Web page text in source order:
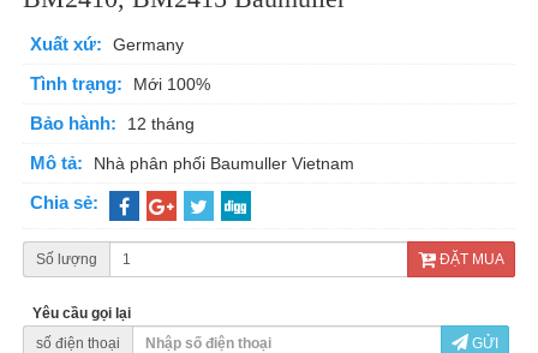
Xuất xứ: Germany
Tình trạng: Mới 100%
Bảo hành: 12 tháng
Mô tả: Nhà phân phối Baumuller Vietnam
Chia sẻ:
Số lượng ĐẶT MUA
Yêu cầu gọi lại
số điện thoại
GỬI